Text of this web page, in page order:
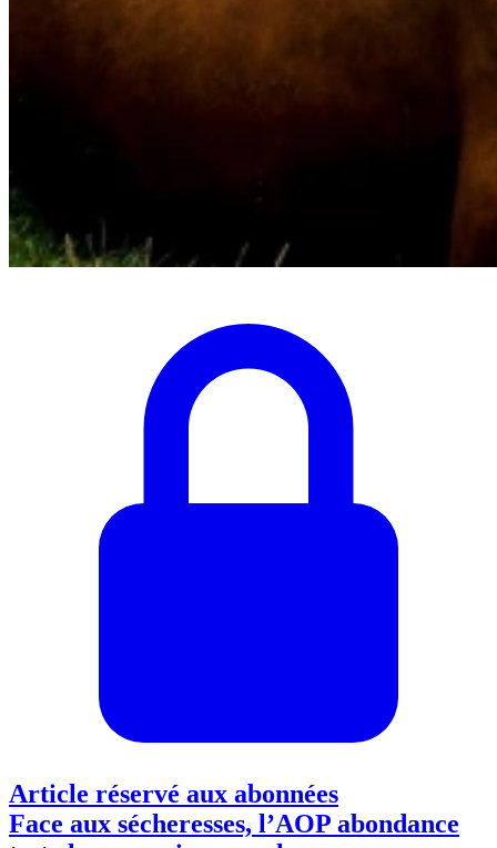
Article réservé aux abonnées
Face aux sécheresses, l’AOP abondance